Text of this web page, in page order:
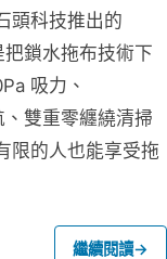
頭科技推出的
鎖水拖布技術下
吸力、
雙重零纏繞清掃
限的人也能享受拖
繼續閱讀→